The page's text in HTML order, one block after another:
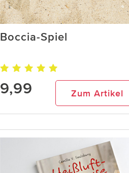
Boccia-Spiel
9,99 Zum Artikel